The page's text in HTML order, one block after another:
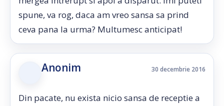
spune, va rog, daca am vreo sansa sa prind
ceva pana la urma? Multumesc anticipat!
Anonim 30 decembrie 2016
Din pacate, nu exista nicio sansa de receptie a